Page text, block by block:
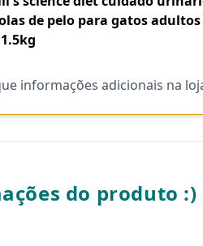
de pelo para gatos adultos
informações adicionais na
do produto :)